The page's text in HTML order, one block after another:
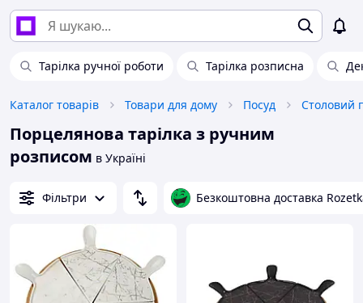
Тарілка ручної роботи Тарілка розписна
Каталог товарів Товари для дому Посуд Столовий
Порцелянова тарілка з ручним
розписом в Україні
Фільтри Безкоштовна доставка